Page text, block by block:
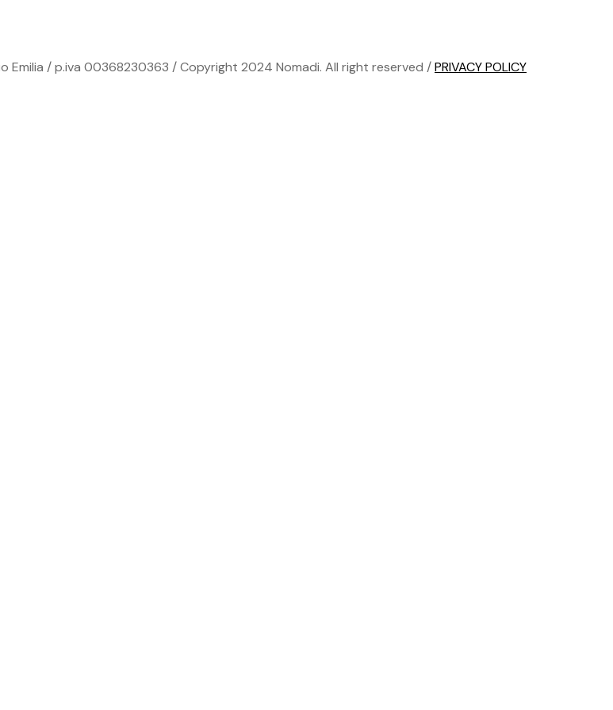
Emilia / p.iva 00368230363 / Copyright 2024 Nomadi. All right reserved /PRIVACY POLICY